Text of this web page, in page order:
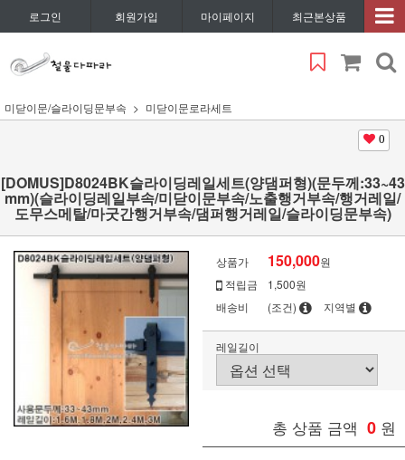
로그인 회원가입 마이페이지 최근본상품
미닫이문/슬라이딩문부속 미닫이문로라세트
0
[DOMUS]D8024BK슬라이딩레일세트(양댐퍼형)(문두께:33~43
mm)(슬라이딩레일부속/미닫이문부속/노출행거부속/행거레일/
도무스메탈/마굿간행거부속/댐퍼행거레일/슬라이딩문부속)
상품가 150,000원
적립금
1,500원
배송비
(조건) 지역별
레일길이
총 상품 금액 0 원